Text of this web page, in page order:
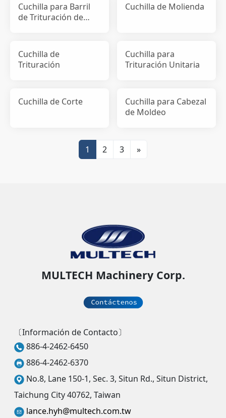
Cuchilla para Barril
de Trituración de
Cuchilla de Molienda
Cuchilla de
Trituración
Cuchilla para
Trituración Unitaria
Cuchilla de Corte
Cuchilla para Cabezal
de Moldeo
1 2 3 »
MULTECH Machinery Corp.
〔Información de Contacto〕
886-4-2462-6450
886-4-2462-6370
No.8, Lane 150-1, Sec. 3, Situn Rd., Situn District,
Taichung City 40762, Taiwan
lance.hyh@multech.com.tw